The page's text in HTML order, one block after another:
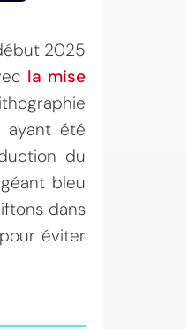
2025
la mise
ayant été
du
bleu
dans
éviter